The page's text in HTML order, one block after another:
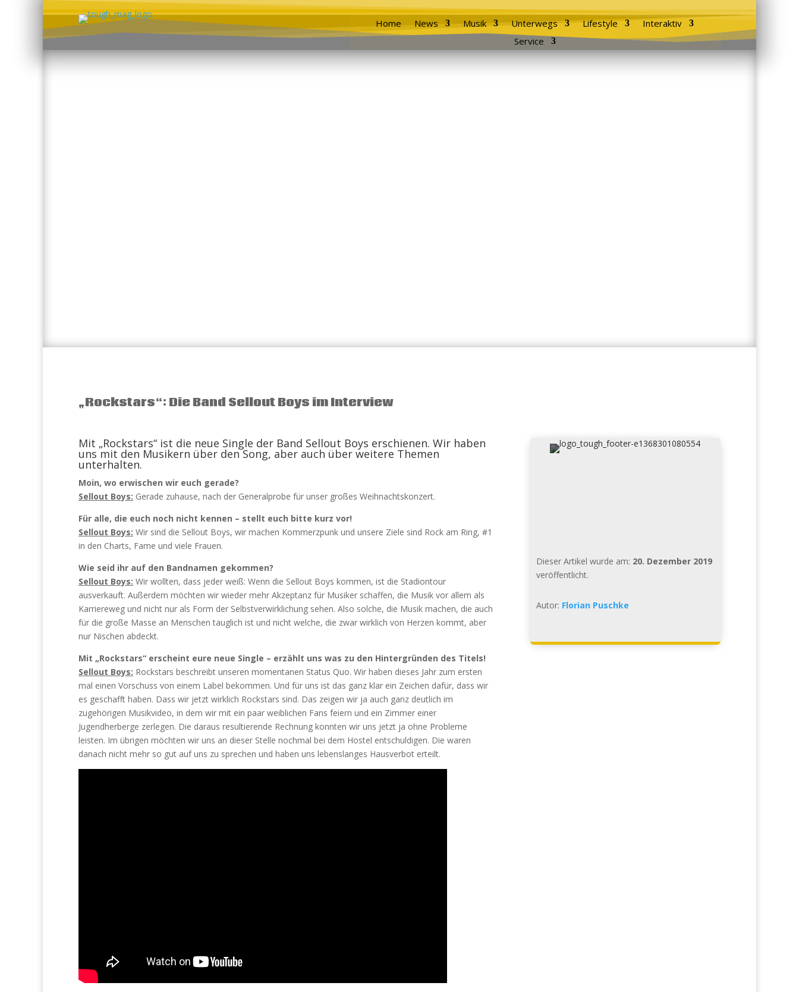
Home News Musik Unterwegs Lifestyle
Interaktiv
Service
„Rockstars“: Die Band Sellout Boys im Interview
Mit „Rockstars“ ist die neue Single der Band Sellout Boys erschienen. Wir haben
uns mit den Musikern über den Song, aber auch über weitere Themen
unterhalten.
Moin, wo erwischen wir euch gerade?
Sellout Boys: Gerade zuhause, nach der Generalprobe für unser großes Weihnachtskonzert.
Für alle, die euch noch nicht kennen – stellt euch bitte kurz vor!
Sellout Boys: Wir sind die Sellout Boys, wir machen Kommerzpunk und unsere Ziele sind Rock am Ring, #1
in den Charts, Fame und viele Frauen.
Wie seid ihr auf den Bandnamen gekommen?
Sellout Boys: Wir wollten, dass jeder weiß: Wenn die Sellout Boys kommen, ist die Stadiontour
ausverkauft. Außerdem möchten wir wieder mehr Akzeptanz für Musiker schaffen, die Musik vor allem als
Karriereweg und nicht nur als Form der Selbstverwirklichung sehen. Also solche, die Musik machen, die auch
für die große Masse an Menschen tauglich ist und nicht welche, die zwar wirklich von Herzen kommt, aber
nur Nischen abdeckt.
Mit „Rockstars“ erscheint eure neue Single – erzählt uns was zu den Hintergründen des Titels!
Sellout Boys: Rockstars beschreibt unseren momentanen Status Quo. Wir haben dieses Jahr zum ersten
mal einen Vorschuss von einem Label bekommen. Und für uns ist das ganz klar ein Zeichen dafür, dass wir
es geschafft haben. Dass wir jetzt wirklich Rockstars sind. Das zeigen wir ja auch ganz deutlich im
zugehörigen Musikvideo, in dem wir mit ein paar weiblichen Fans feiern und ein Zimmer einer
Jugendherberge zerlegen. Die daraus resultierende Rechnung konnten wir uns jetzt ja ohne Probleme
leisten. Im übrigen möchten wir uns an dieser Stelle nochmal bei dem Hostel entschuldigen. Die waren
danach nicht mehr so gut auf uns zu sprechen und haben uns lebenslanges Hausverbot erteilt.
Dieser Artikel wurde am: 20. Dezember 2019
veröffentlicht.
Autor: Florian Puschke